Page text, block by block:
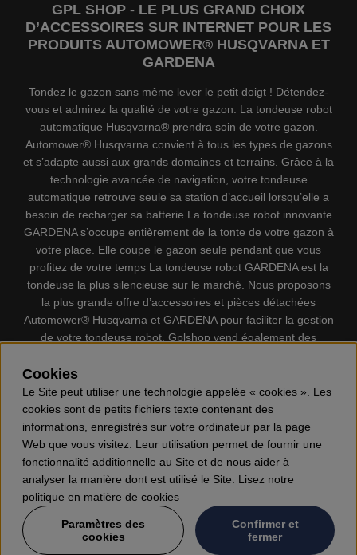
GPL SHOP - LE PLUS GRAND CHOIX
D’ACCESSOIRES SUR INTERNET POUR LES
PRODUITS AUTOMOWER® HUSQVARNA ET
GARDENA
Tondez le gazon sans même lever le petit doigt ! Détendez-
vous et admirez la qualité de votre gazon. La tondeuse robot
automatique Husqvarna® prendra soin de votre gazon.
Automower® Husqvarna convient à tous les types de gazons
et s’adapte aussi aux grands domaines et terrains. Grâce à la
technologie avancée de navigation, votre tondeuse
automatique retrouve seule sa station d’accueil lorsqu’elle a
besoin de recharger sa batterie La tondeuse robot innovante
GARDENA s’occupe entièrement de la tonte de votre gazon à
votre place. Elle coupe le gazon seule pendant que vous
profitez de votre temps La tondeuse robot GARDENA est la
tondeuse la plus silencieuse sur le marché. Nous proposons
la plus grande offre d’accessoires et pièces détachées
Automower® Husqvarna et GARDENA pour faciliter la gestion
de votre tondeuse robot. Gplshop vend également des
individuel, Coupe-bordures, Débroussailleuses, Taille haies,
Motoculteurs, Souffleur, Souffleuses à neige, Nettoyeurs
haute pression, Aspirateur, Découpeuses, Haches, Outils
forestiers, Lubrifiants, Carburants, Jouets ETC.
Cookies
Le Site peut utiliser une technologie appelée « cookies ». Les
cookies sont de petits fichiers texte contenant des
informations, enregistrés sur votre ordinateur par la page
Web que vous visitez. Leur utilisation permet de fournir une
fonctionnalité additionnelle au Site et de nous aider à
analyser la manière dont est utilisé le Site. Lisez notre
politique en matière de cookies
Paramètres des
cookies
Confirmer et
fermer